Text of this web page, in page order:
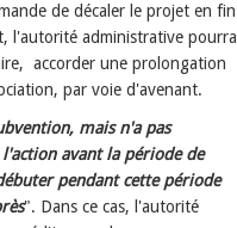
de décaler le projet en fin
l'autorité administrative pourra
accorder une prolongation
par voie d'avenant.
mais n'a pas
avant la période de
pendant cette période
". Dans ce cas, l'autorité